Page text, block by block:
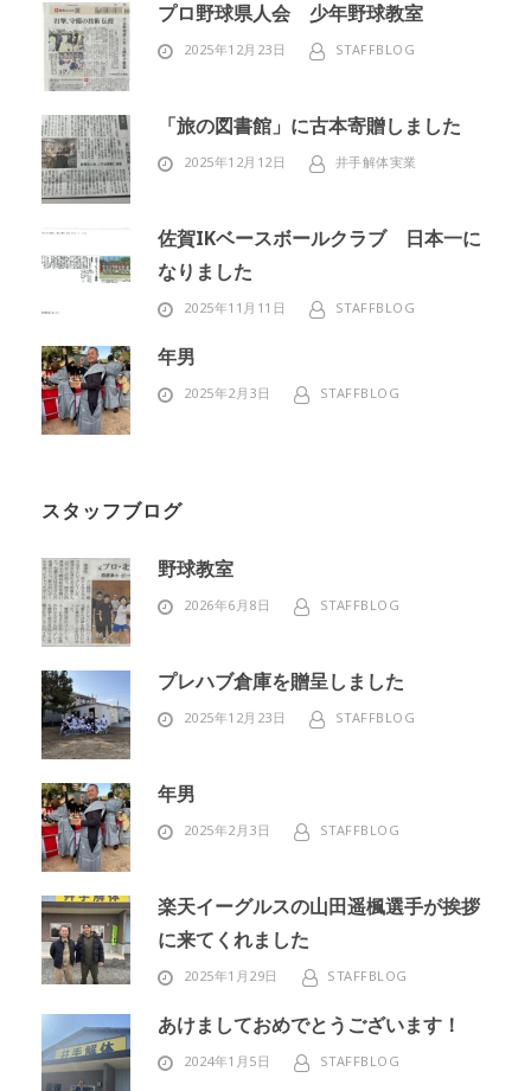
プロ野球県人会 少年野球教室
2025年12月23日 STAFFBLOG
「旅の図書館」に古本寄贈しました
2025年12月12日 井手解体実業
佐賀IKベースボールクラブ 日本一に
なりました
2025年11月11日 STAFFBLOG
年男
2025年2月3日 STAFFBLOG
スタッフブログ
野球教室
2026年6月8日 STAFFBLOG
プレハブ倉庫を贈呈しました
2025年12月23日 STAFFBLOG
年男
2025年2月3日 STAFFBLOG
楽天イーグルスの山田遥楓選手が挨拶
に来てくれました
2025年1月29日 STAFFBLOG
あけましておめでとうございます！
2024年1月5日 STAFFBLOG